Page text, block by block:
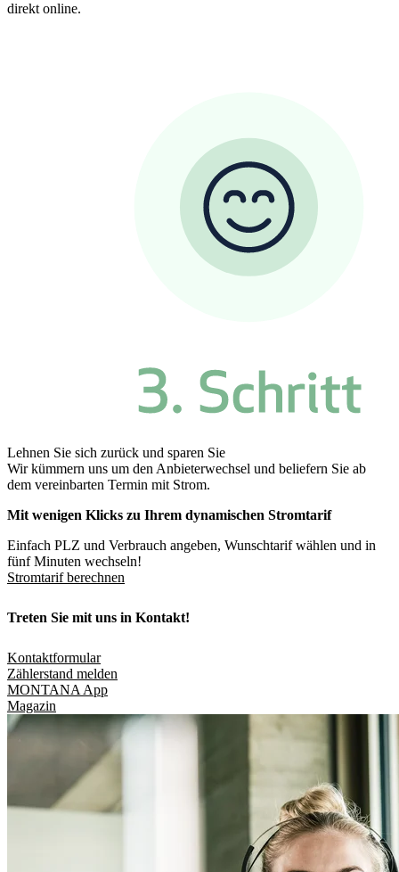
direkt online.
Lehnen Sie sich zurück und sparen Sie
Wir kümmern uns um den Anbieterwechsel und beliefern Sie ab
dem vereinbarten Termin mit Strom.
Mit wenigen Klicks zu Ihrem dynamischen Stromtarif
Einfach PLZ und Verbrauch angeben, Wunschtarif wählen und in
fünf Minuten wechseln!
Stromtarif berechnen
Treten Sie mit uns in Kontakt!
Kontaktformular
Zählerstand melden
MONTANA App
Magazin